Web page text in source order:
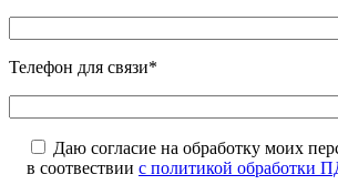
Телефон для связи*
Даю согласие на обработку моих
в соотвествии с политикой обработки